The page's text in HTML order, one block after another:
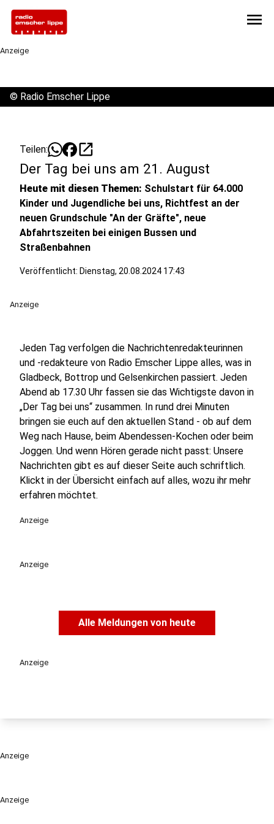
menu
Anzeige
Anzeige
© Radio Emscher Lippe
Teilen: open_in_new
Der Tag bei uns am 21. August
Heute mit diesen Themen: Schulstart für 64.000
Kinder und Jugendliche bei uns, Richtfest an der
neuen Grundschule "An der Gräfte", neue
Abfahrtszeiten bei einigen Bussen und
Straßenbahnen
Veröffentlicht: Dienstag, 20.08.2024 17:43
Anzeige
Jeden Tag verfolgen die Nachrichtenredakteurinnen
und -redakteure von Radio Emscher Lippe alles, was in
Gladbeck, Bottrop und Gelsenkirchen passiert. Jeden
Abend ab 17.30 Uhr fassen sie das Wichtigste davon in
„Der Tag bei uns“ zusammen. In rund drei Minuten
bringen sie euch auf den aktuellen Stand - ob auf dem
Weg nach Hause, beim Abendessen-Kochen oder beim
Joggen. Und wenn Hören gerade nicht passt: Unsere
Nachrichten gibt es auf dieser Seite auch schriftlich.
Klickt in der Übersicht einfach auf alles, wozu ihr mehr
erfahren möchtet.
Anzeige
Anzeige
Alle Meldungen von heute
Anzeige
Anzeige